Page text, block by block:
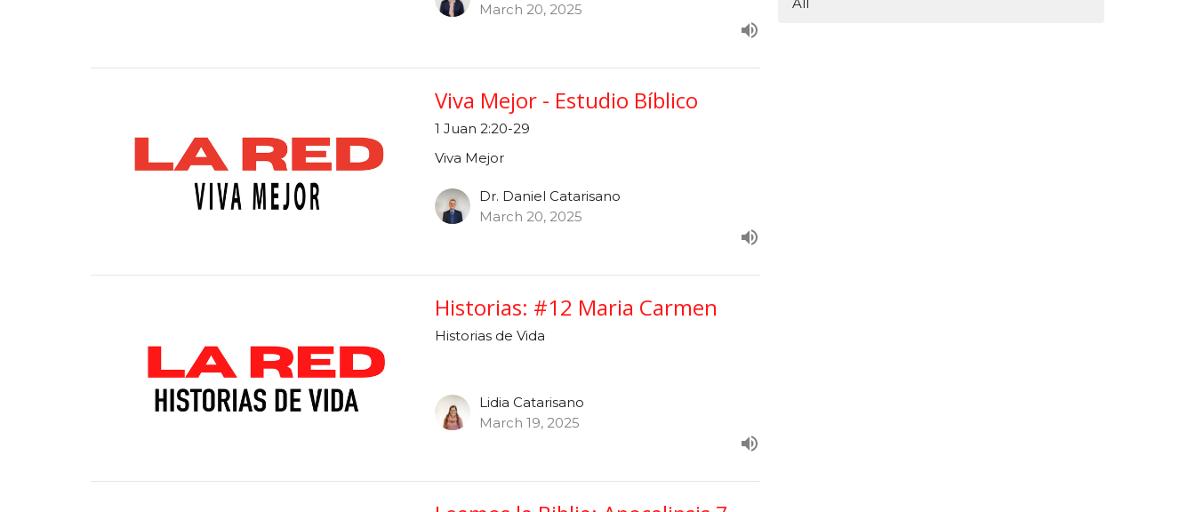
March 20, 2025
Viva Mejor - Estudio Bíblico
1 Juan 2:20-29
Viva Mejor
Dr. Daniel Catarisano
March 20, 2025
Historias: #12 Maria Carmen
Historias de Vida
Lidia Catarisano
March 19, 2025